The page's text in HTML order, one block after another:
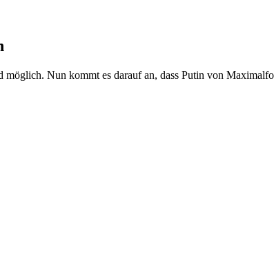
Nun kommt es darauf an, dass Putin von